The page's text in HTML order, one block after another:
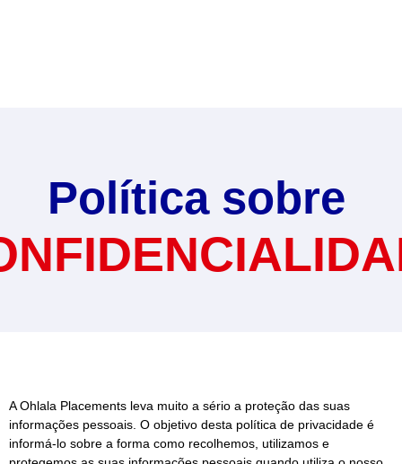
Política sobre
A Ohlala Placements leva muito a sério a proteção das suas
informações pessoais. O objetivo desta política de privacidade é
informá-lo sobre a forma como recolhemos, utilizamos e